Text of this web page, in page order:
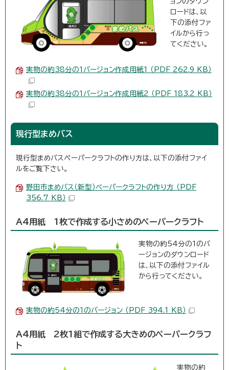
ロードは、以
下の添付ファ
イルから行っ
てください。
実物の約38分の1バージョン作成用紙1 （PDF 262.9 KB）
実物の約38分の1バージョン作成用紙2 （PDF 183.2 KB）
現行型まめバス
現行型まめバスぺーパークラフトの作り方は、以下の添付ファイ
ルをご覧下さい。
野田市まめバス（新型）ペーパークラフトの作り方 （PDF
356.7 KB）
A4用紙 1枚で作成する小さめのペーパークラフト
実物の約54分の1のバ
ージョンのダウンロード
は、以下の添付ファイル
から行ってください。
実物の約54分の1のバージョン （PDF 394.1 KB）
A4用紙 2枚1組で作成する大きめのペーパークラフ
ト
実物の約